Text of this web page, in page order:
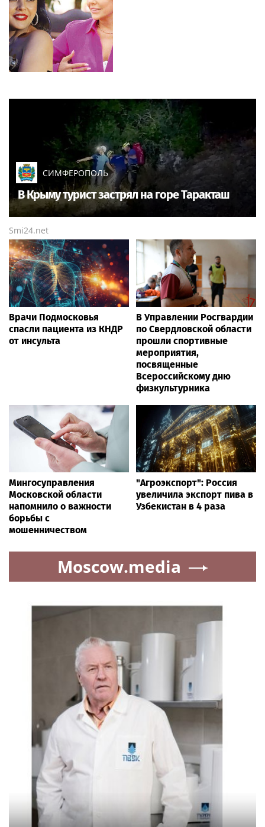
СИМФЕРОПОЛЬ
В Крыму турист застрял на горе Таракташ
Smi24.net
Врачи Подмосковья
спасли пациента из КНДР
от инсульта
В Управлении Росгвардии
по Свердловской области
прошли спортивные
мероприятия,
посвященные
Всероссийскому дню
физкультурника
Мингосуправления
Московской области
напомнило о важности
борьбы с
мошенничеством
"Агроэкспорт": Россия
увеличила экспорт пива в
Узбекистан в 4 раза
Moscow.media